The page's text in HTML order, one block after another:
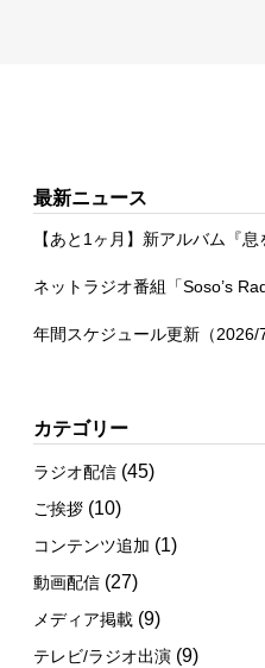
最新ニュース
ネットラジオ番組「Soso’s
年間スケジュール更新（2026/
カテゴリー
ラジオ配信 (45)
ご挨拶 (10)
コンテンツ追加 (1)
動画配信 (27)
メディア掲載 (9)
テレビ/ラジオ出演 (9)